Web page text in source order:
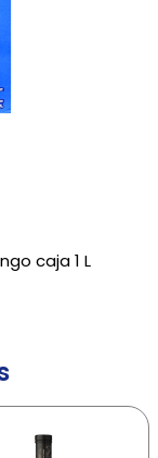
caja 1 L